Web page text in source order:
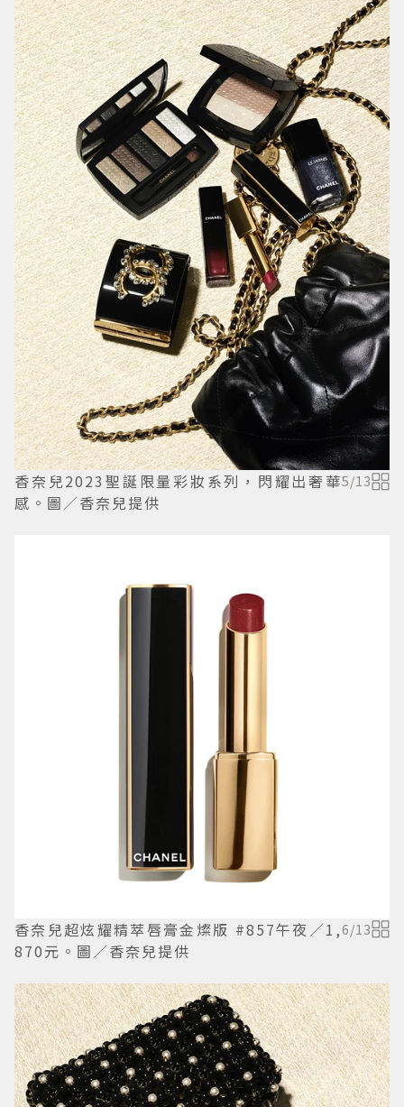
香奈兒2023聖誕限量彩妝系列，閃耀出奢華
感。圖／香奈兒提供
5/13
香奈兒超炫耀精萃唇膏金燦版 #857午夜／1,
870元。圖／香奈兒提供
6/13